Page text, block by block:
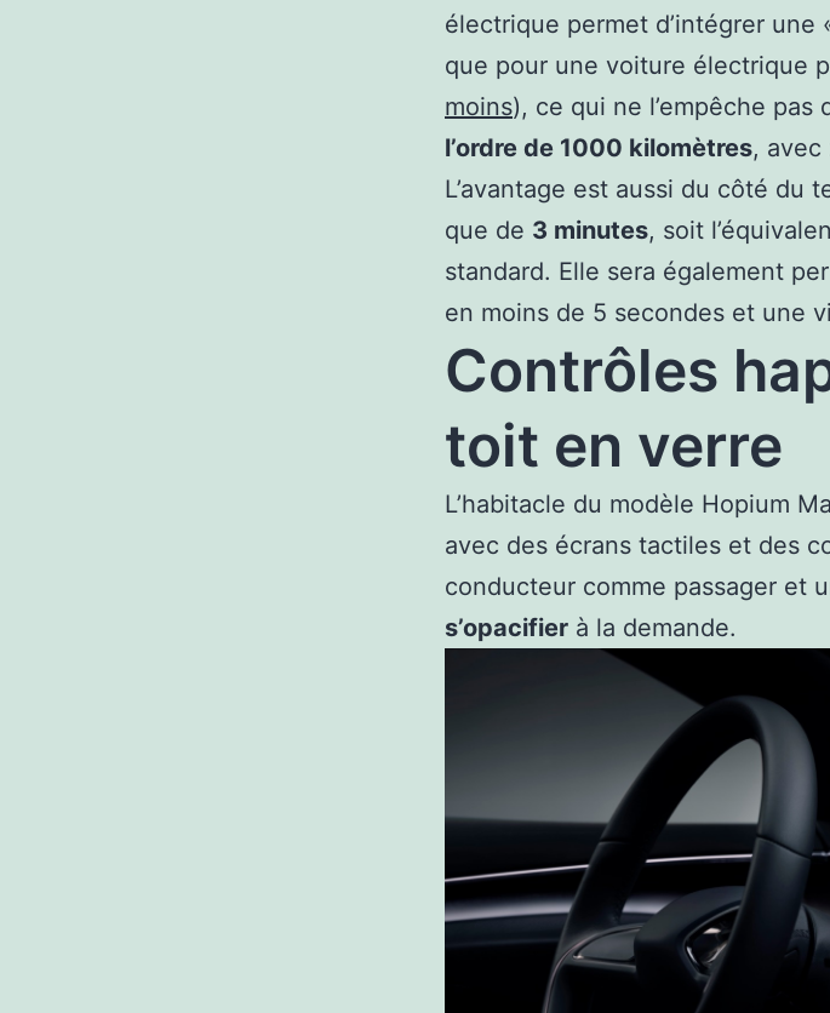
électrique permet d’intégrer une
que pour une voiture électrique
moins), ce qui ne l’empêche pas
l’ordre de 1000 kilomètres, avec
L’avantage est aussi du côté du
que de 3 minutes, soit
standard. Elle sera également
en moins de 5 secondes et une
Contrôles
toit en verre
L’habitacle du modèle Hopium
avec des écrans tactiles et des
conducteur comme passager et
s’opacifier à la demande.